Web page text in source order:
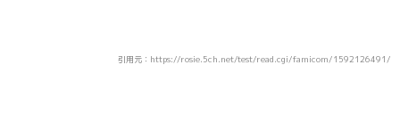
引用元：https://rosie.5ch.net/test/read.cgi/famicom/1592126491/